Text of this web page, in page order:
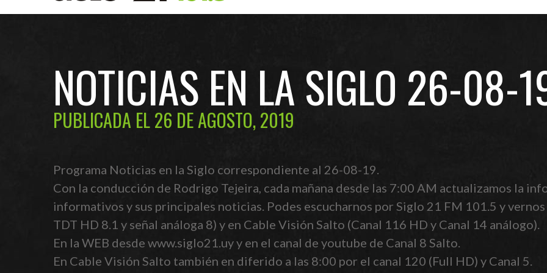
NOTICIAS EN LA SIGLO 26-08-
PUBLICADA EL 26 DE AGOSTO, 2019
Programa Noticias en la Siglo correspondiente al 26-08-19.
Con la conducción de Rodrigo Tejeira, cada mañana desde las 7:00 AM actualizamos la
informativos y sus principales noticias. Podes escucharnos por Siglo 21 FM 101.5 y
TDT HD 8.1 y señal análoga 8) y en Cable Visión Salto (Canal 116 HD y Canal 14 análogo).
En la WEB desde www.siglo21.uy y en el canal de youtube de Canal 8 Salto.
En Cable Visión Salto también en diferido a las 8:00 por el canal 120 (Full HD) y Canal 5.